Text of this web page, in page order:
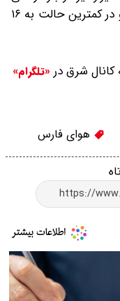
مذکور، در بیشترین حالت به ۳۷ درجه و در کمترین حالت به ۱۶
کانال شرق در «تلگرام»
هوای فارس